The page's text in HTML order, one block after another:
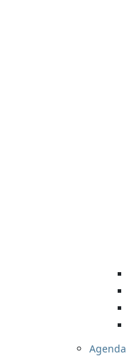
Agenda